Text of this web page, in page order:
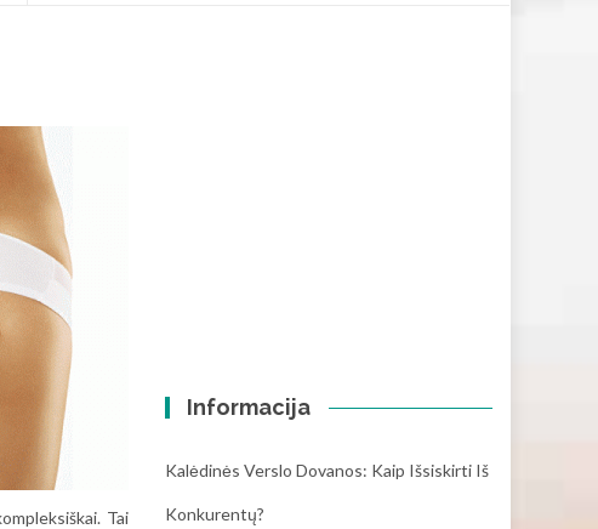
Tai
Informacija
Kalėdinės Verslo Dovanos: Kaip Išsiskirti Iš
Konkurentų?